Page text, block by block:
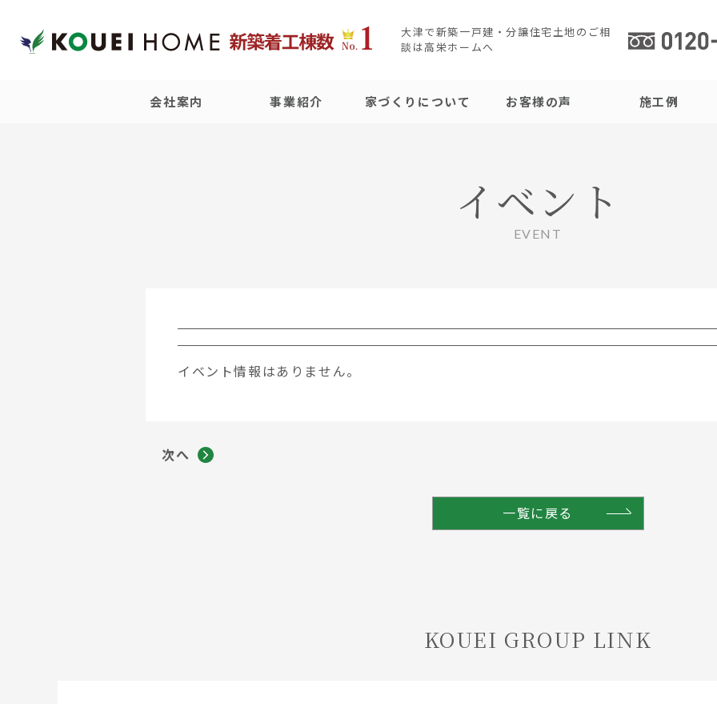
大津で新築一戸建・分譲住宅土地のご相
談は高栄ホームへ
会社案内 事業紹介 家づくりについて お客様の声 施工例
イベント
EVENT
イベント情報はありません。
次へ
一覧に戻る
KOUEI GROUP LINK